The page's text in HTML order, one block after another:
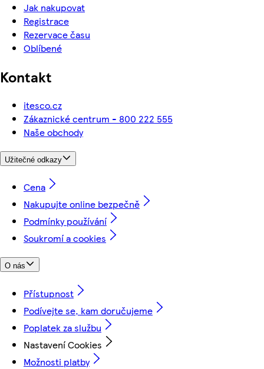
Jak nakupovat
Registrace
Rezervace času
Oblíbené
Kontakt
itesco.cz
Zákaznické centrum - 800 222 555
Naše obchody
Užitečné odkazy
Cena
Nakupujte online bezpečně
Podmínky používání
Soukromí a cookies
O nás
Přístupnost
Podívejte se, kam doručujeme
Poplatek za službu
Nastavení Cookies
Možnosti platby